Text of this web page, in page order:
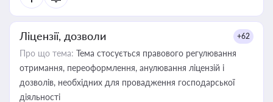
Ліцензії, дозволи +62
Про що тема: Тема стосується правового регулювання
отримання, переоформлення, анулювання ліцензій і
дозволів, необхідних для провадження господарської
діяльності